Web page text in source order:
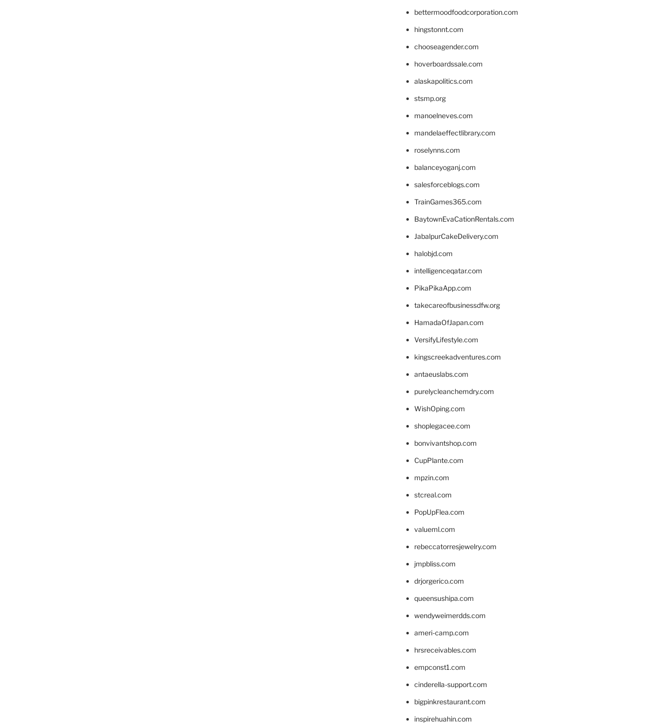
bettermoodfoodcorporation.com
hingstonnt.com
chooseagender.com
hoverboardssale.com
alaskapolitics.com
stsmp.org
manoelneves.com
mandelaeffectlibrary.com
roselynns.com
balanceyoganj.com
salesforceblogs.com
TrainGames365.com
BaytownEvaCationRentals.com
JabalpurCakeDelivery.com
halobjd.com
intelligenceqatar.com
PikaPikaApp.com
takecareofbusinessdfw.org
HamadaOfJapan.com
VersifyLifestyle.com
kingscreekadventures.com
antaeuslabs.com
purelycleanchemdry.com
WishOping.com
shoplegacee.com
bonvivantshop.com
CupPlante.com
mpzin.com
stcreal.com
PopUpFlea.com
valueml.com
rebeccatorresjewelry.com
jmpbliss.com
drjorgerico.com
queensushipa.com
wendyweimerdds.com
ameri-camp.com
hrsreceivables.com
empconst1.com
cinderella-support.com
bigpinkrestaurant.com
inspirehuahin.com